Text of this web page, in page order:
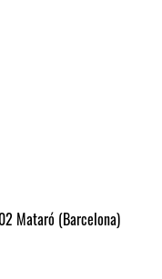
Mataró (Barcelona)